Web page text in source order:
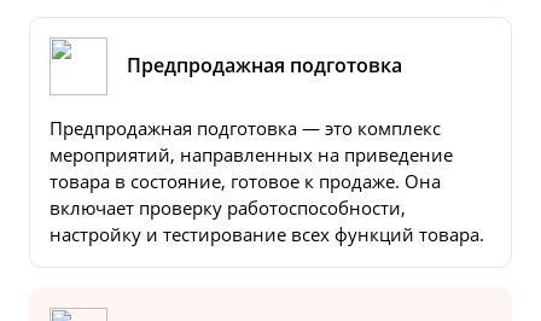
Предпродажная подготовка
Предпродажная подготовка — это комплекс
мероприятий, направленных на приведение
товара в состояние, готовое к продаже. Она
включает проверку работоспособности,
настройку и тестирование всех функций товара.